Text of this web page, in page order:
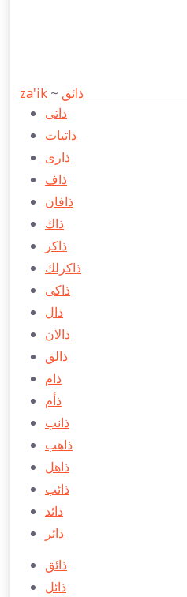
za'ik ~ ذائق
ذاتی
ذاتيات
ذاری
ذاف
ذافان
ذاك
ذاكر
ذاكرلك
ذاكی
ذال
ذالان
ذالق
ذام
ذأم
ذانب
ذاهب
ذاهل
ذائب
ذائد
ذائر
ذائق
ذائل